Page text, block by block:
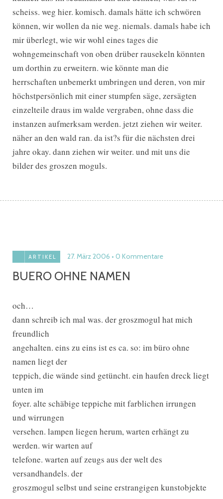
scheiss. weg hier. komisch. damals hätte ich schwören
können, wir wollen da nie weg. niemals. damals habe ich
mir überlegt, wie wir wohl eines tages die
wohngemeinschaft von oben drüber rausekeln könnten
um dorthin zu erweitern. wie könnte man die
herrschaften unbemerkt umbringen und deren, von mir
höchstpersönlich mit einer stumpfen säge, zersägten
einzelteile draus im walde vergraben, ohne dass die
instanzen aufmerksam werden. jetzt ziehen wir weiter.
näher an den wald ran. da ist?s für die nächsten drei
jahre okay. dann ziehen wir weiter. und mit uns die
bilder des groszen moguls.
ARTIKEL 27. März 2006 0 Kommentare
BUERO OHNE NAMEN
och…
dann schreib ich mal was. der groszmogul hat mich
freundlich
angehalten. eins zu eins ist es ca. so: im büro ohne
namen liegt der
teppich, die wände sind getüncht. ein haufen dreck liegt
unten im
foyer. alte schäbige teppiche mit farblichen irrungen
und wirrungen
versehen. lampen liegen herum, warten erhängt zu
werden. wir warten auf
telefone. warten auf zeugs aus der welt des
versandhandels. der
groszmogul selbst und seine erstrangigen kunstobjekte